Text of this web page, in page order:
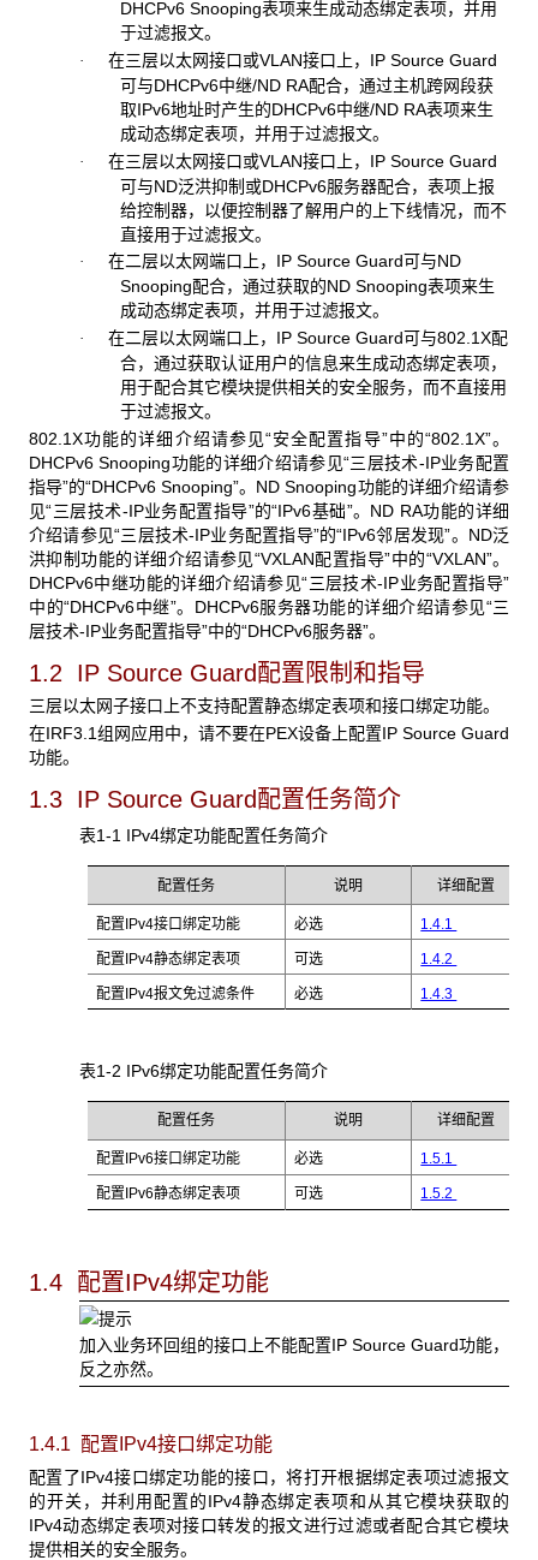
DHCPv6 Snooping表项来生成动态绑定表项，并用
于过滤报文。
· 在三层以太网接口或VLAN接口上，IP Source Guard
可与DHCPv6中继/ND RA配合，通过主机跨网段获
取IPv6地址时产生的DHCPv6中继/ND RA表项来生
成动态绑定表项，并用于过滤报文。
· 在三层以太网接口或VLAN接口上，IP Source Guard
可与ND泛洪抑制或DHCPv6服务器配合，表项上报
给控制器，以便控制器了解用户的上下线情况，而不
直接用于过滤报文。
· 在二层以太网端口上，IP Source Guard可与ND
Snooping配合，通过获取的ND Snooping表项来生
成动态绑定表项，并用于过滤报文。
· 在二层以太网端口上，IP Source Guard可与802.1X配
合，通过获取认证用户的信息来生成动态绑定表项，
用于配合其它模块提供相关的安全服务，而不直接用
于过滤报文。
802.1X功能的详细介绍请参见“安全配置指导”中的“802.1X”。
DHCPv6 Snooping功能的详细介绍请参见“三层技术-IP业务配置
指导”的“DHCPv6 Snooping”。ND Snooping功能的详细介绍请参
见“三层技术-IP业务配置指导”的“IPv6基础”。ND RA功能的详细
介绍请参见“三层技术-IP业务配置指导”的“IPv6邻居发现”。ND泛
洪抑制功能的详细介绍请参见“VXLAN配置指导”中的“VXLAN”。
DHCPv6中继功能的详细介绍请参见“三层技术-IP业务配置指导”
中的“DHCPv6中继”。DHCPv6服务器功能的详细介绍请参见“三
层技术-IP业务配置指导”中的“DHCPv6服务器”。
1.2 IP Source Guard配置限制和指导
三层以太网子接口上不支持配置静态绑定表项和接口绑定功能。
在IRF3.1组网应用中，请不要在PEX设备上配置IP Source Guard
功能。
1.3 IP Source Guard配置任务简介
表1-1 IPv4绑定功能配置任务简介
配置任务 说明 详细配置
配置IPv4接口绑定功能 必选 1.4.1
配置IPv4静态绑定表项 可选 1.4.2
配置IPv4报文免过滤条件 必选 1.4.3
表1-2 IPv6绑定功能配置任务简介
配置任务 说明 详细配置
配置IPv6接口绑定功能 必选 1.5.1
配置IPv6静态绑定表项 可选 1.5.2
1.4 配置IPv4绑定功能
加入业务环回组的接口上不能配置IP Source Guard功能，
反之亦然。
1.4.1 配置IPv4接口绑定功能
配置了IPv4接口绑定功能的接口，将打开根据绑定表项过滤报文
的开关，并利用配置的IPv4静态绑定表项和从其它模块获取的
IPv4动态绑定表项对接口转发的报文进行过滤或者配合其它模块
提供相关的安全服务。